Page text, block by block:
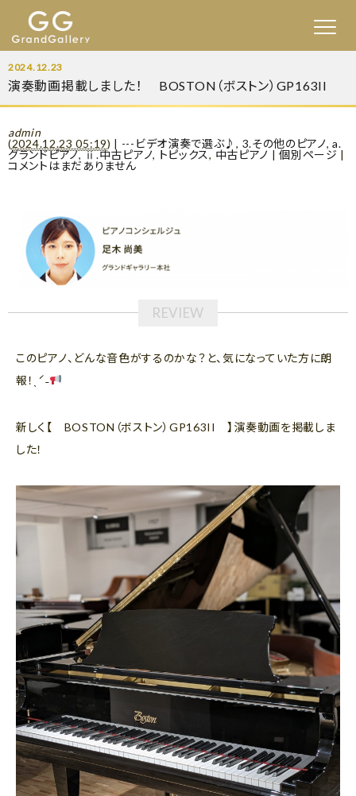
2024.12.23
演奏動画掲載しました！ BOSTON（ボストン）GP163II
admin
(2024.12.23 05:19) | ---ビデオ演奏で選ぶ♪, 3.その他のピアノ,a.
グランドピアノ,ⅱ.中古ピアノ, トピックス, 中古ピアノ |個別ページ |
コメントはまだありません
このピアノ、どんな音色がするのかな？と、気になっていた方に朗
報！ˎˊ˗
新しく【 BOSTON（ボストン）GP163II 】演奏動画を掲載しま
した！